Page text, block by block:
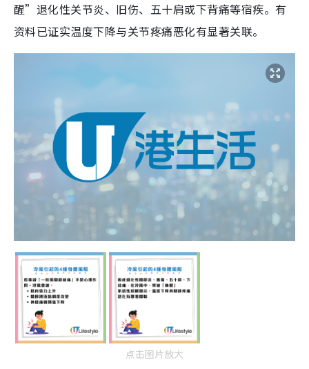
醒”退化性关节炎、旧伤、五十肩或下背痛等宿疾。有
资料已证实温度下降与关节疼痛恶化有显著关联。
点击图片放大